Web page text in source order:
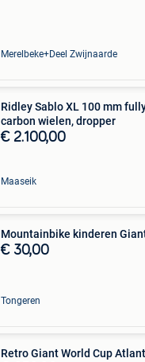
Merelbeke+Deel Zwijnaarde
Ridley Sablo XL 100 mm
carbon wielen, dropper
€ 2.100,00
Maaseik
Mountainbike kinderen
€ 30,00
Tongeren
Retro Giant World Cup